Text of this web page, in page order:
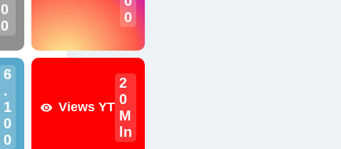
0
0
0
6
.
1
0
0
Views YT
2
0
M
ln